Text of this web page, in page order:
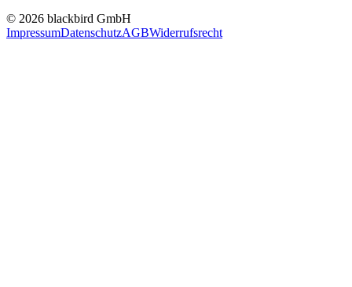
© 2026 blackbird GmbH
ImpressumDatenschutzAGBWiderrufsrecht